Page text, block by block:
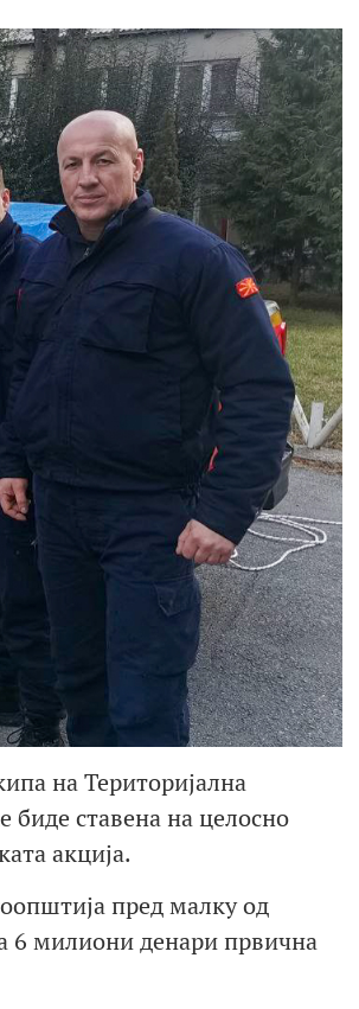
на Територијална
биде ставена на целосно
акција.
пред малку од
6 милиони денари првична